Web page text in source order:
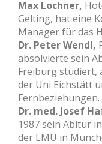
Max Lochner,
Gelting, hat eine
Manager für das
Dr. Peter Wendl,
absolvierte sein
Freiburg studiert,
der Uni Eichstätt
Fernbeziehungen.
Dr. med. Josef
1987 sein Abitur
der LMU in